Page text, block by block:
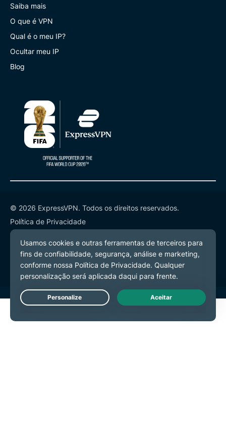
Saiba mais
O que é VPN
Qual é o meu IP?
Ocultar meu IP
Blog
© 2026 ExpressVPN. Todos os direitos reservados.
Política de Privacidade
Termos de Serviço
Preferências de Cookies
Live Chat